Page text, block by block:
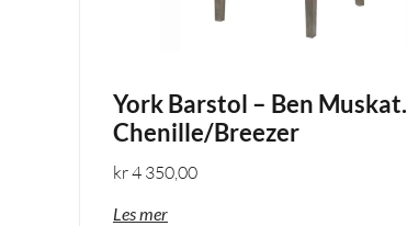
York Barstol – Ben Muskat.
Chenille/Breezer
kr4 350,00
Les mer